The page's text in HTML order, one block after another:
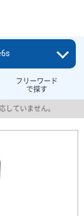
フリーワード
で探す
していません。